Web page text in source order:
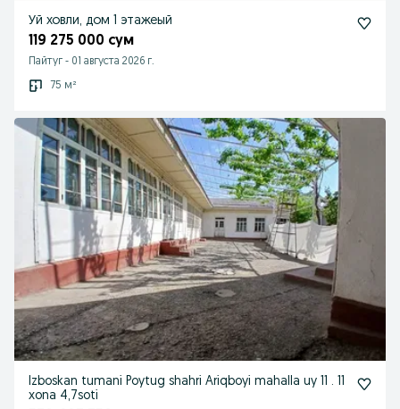
Уй ховли, дом 1 этажеый
119 275 000 сум
Пайтуг - 01 августа 2026 г.
75 м²
Izboskan tumani Poytug shahri Ariqboyi mahalla uy 11 . 11
xona 4,7soti